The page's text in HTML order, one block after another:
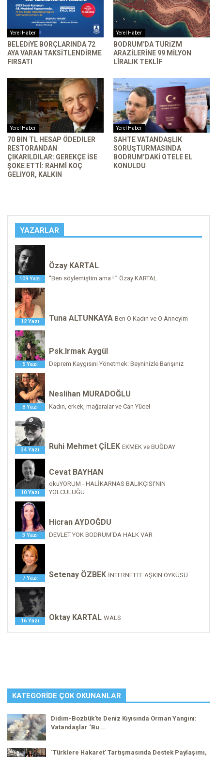
Yerel Haber
BELEDIYE BORÇLARINDA 72
AYA VARAN TAKSITLENDIRME
FIRSATI
Yerel Haber
BODRUM'DA TURIZM
ARAZILERINE 99 MILYON
LIRALIK TEKLIF
Yerel Haber
70 BIN TL HESAP ÖDEDILER
RESTORANDAN
ÇIKARILDILAR: GEREKÇE ISE
ŞOKE ETTI: RAHMI KOÇ
GELIYOR, KALKIN
Yerel Haber
SAHTE VATANDAŞLIK
SORUŞTURMASINDA
BODRUM’DAKI OTELE EL
KONULDU
YAZARLAR
109 Yazı
Özay KARTAL
“Ben söylemiştim ama ! ” Özay KARTAL
12 Yazı Tuna ALTUNKAYA Ben O Kadın ve O Anneyim
5 Yazı
Psk.Irmak Aygül
Deprem Kaygısını Yönetmek: Beyninizle Barışınız
8 Yazı
Neslihan MURADOĞLU
Kadın, erkek, mağaralar ve Can Yücel
34 Yazı Ruhi Mehmet ÇİLEK EKMEK ve BUĞDAY
10 Yazı
Cevat BAYHAN
okuYORUM - HALİKARNAS BALIKÇISI'NIN
YOLCULUĞU
3 Yazı
Hicran AYDOĞDU
DEVLET YOK BODRUM'DA HALK VAR
7 Yazı Setenay ÖZBEK İNTERNETTE AŞKIN ÖYKÜSÜ
16 Yazı Oktay KARTAL WALS
KATEGORIDE ÇOK OKUNANLAR
Didim-Bozbük’te Deniz Kıyısında Orman Yangını:
Vatandaşlar ‘Bu ...
‘Türklere Hakaret’ Tartışmasında Destek Paylaşımı,